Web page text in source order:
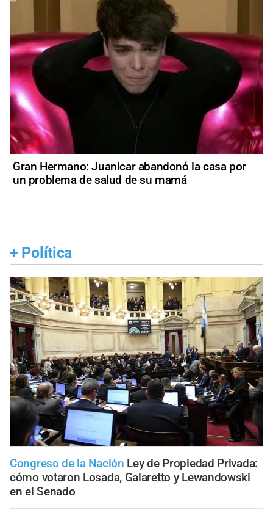
Gran Hermano: Juanicar abandonó la casa por
un problema de salud de su mamá
+ Política
Congreso de la Nación Ley de Propiedad Privada:
cómo votaron Losada, Galaretto y Lewandowski
en el Senado